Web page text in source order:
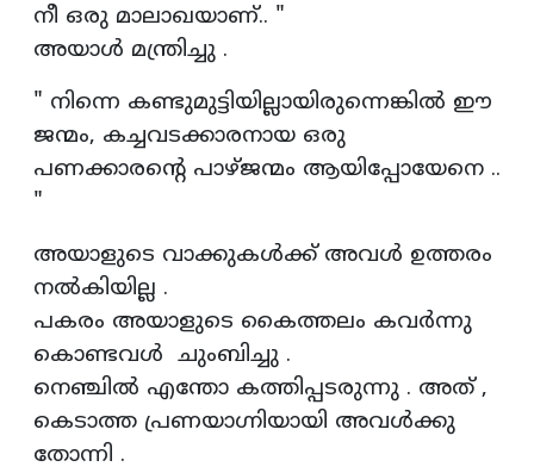
നീ ഒരു മാലാഖയാണ്.. "
അയാൾ മന്ത്രിച്ചു .
" നിന്നെ കണ്ടുമുട്ടിയില്ലായിരുന്നെങ്കിൽ ഈ
ജന്മം, കച്ചവടക്കാരനായ ഒരു
പണക്കാരന്റെ പാഴ്ജന്മം ആയിപ്പോയേനെ ..
"
അയാളുടെ വാക്കുകൾക്ക് അവൾ ഉത്തരം
നൽകിയില്ല .
പകരം അയാളുടെ കൈത്തലം കവർന്നു
കൊണ്ടവൾ ചുംബിച്ചു .
നെഞ്ചിൽ എന്തോ കത്തിപ്പടരുന്നു . അത് ,
കെടാത്ത പ്രണയാഗ്നിയായി അവൾക്കു
തോന്നി .